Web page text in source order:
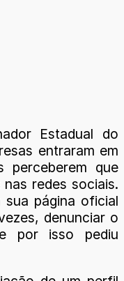
Estadual do
entraram em
que
redes sociais.
página oficial
denunciar o
por isso pediu